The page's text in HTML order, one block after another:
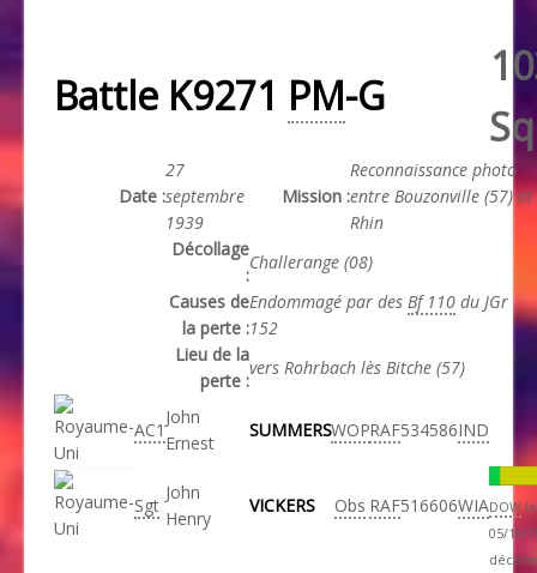
Battle K9271 PM-G
Date :
27
septembre
1939
Mission :
Reconnaissance photo
entre Bouzonville (57) et
Rhin
Décollage
:
Challerange (08)
Causes de
la perte :
Endommagé par des Bf 110 du JGr
152
Lieu de la
perte :
vers Rohrbach lès Bitche (57)
AC1
John
Ernest
SUMMERSWOPRAF534586IND
Sgt
John
Henry
VICKERS Obs RAF516606WIADOWle
05/10/